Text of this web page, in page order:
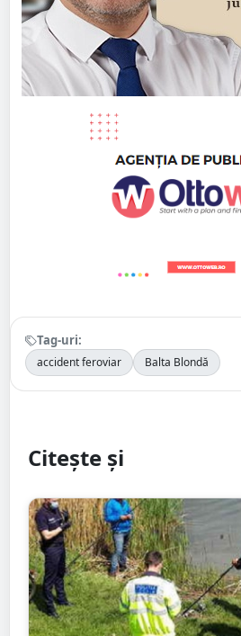
Tag-uri:
accident feroviar Balta Blondă
Citește și